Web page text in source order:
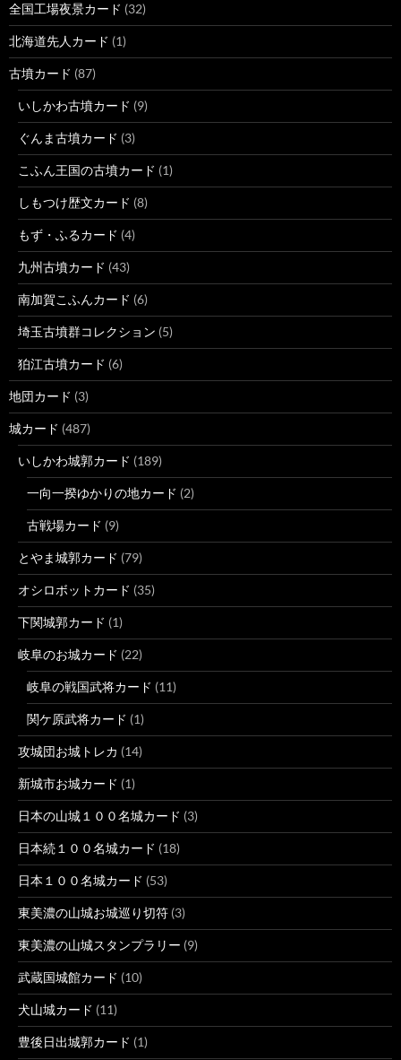
全国工場夜景カード (32)
北海道先人カード (1)
古墳カード (87)
いしかわ古墳カード (9)
ぐんま古墳カード (3)
こふん王国の古墳カード (1)
しもつけ歴文カード (8)
もず・ふるカード (4)
九州古墳カード (43)
南加賀こふんカード (6)
埼玉古墳群コレクション (5)
狛江古墳カード (6)
地団カード (3)
城カード (487)
いしかわ城郭カード (189)
一向一揆ゆかりの地カード (2)
古戦場カード (9)
とやま城郭カード (79)
オシロボットカード (35)
下関城郭カード (1)
岐阜のお城カード (22)
岐阜の戦国武将カード (11)
関ケ原武将カード (1)
攻城団お城トレカ (14)
新城市お城カード (1)
日本の山城１００名城カード (3)
日本続１００名城カード (18)
日本１００名城カード (53)
東美濃の山城お城巡り切符 (3)
東美濃の山城スタンプラリー (9)
武蔵国城館カード (10)
犬山城カード (11)
豊後日出城郭カード (1)